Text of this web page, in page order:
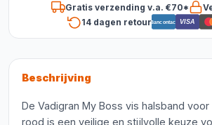
Gratis verzending v.a. €70*
14 dagen retourBancontact VISA
Beschrijving
De Vadigran My Boss vis halsband
rood is een veilige en stijlvolle keuze